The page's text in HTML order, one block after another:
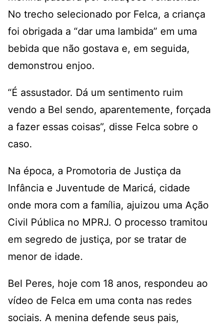
No trecho selecionado por Felca, a criança
foi obrigada a “dar uma lambida” em uma
bebida que não gostava e, em seguida,
demonstrou enjoo.
“É assustador. Dá um sentimento ruim
vendo a Bel sendo, aparentemente, forçada
a fazer essas coisas”, disse Felca sobre o
caso.
Na época, a Promotoria de Justiça da
Infância e Juventude de Maricá, cidade
onde mora com a família, ajuizou uma Ação
Civil Pública no MPRJ. O processo tramitou
em segredo de justiça, por se tratar de
menor de idade.
Bel Peres, hoje com 18 anos, respondeu ao
vídeo de Felca em uma conta nas redes
sociais. A menina defende seus pais,